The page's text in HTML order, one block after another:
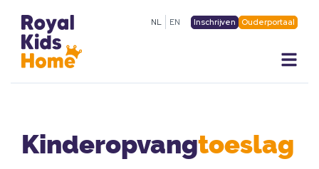
NL EN Inschrijven Ouderportaal
Kinderopvangtoeslag